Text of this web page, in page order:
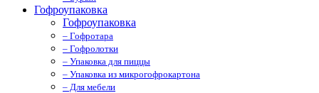
Гофроупаковка
Гофроупаковка
– Гофротара
– Гофролотки
– Упаковка для пиццы
– Упаковка из микрогофрокартона
– Для мебели